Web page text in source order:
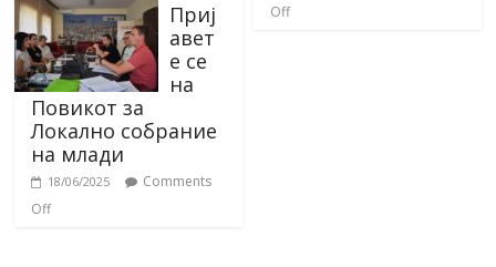
Приј
авет
е се
на
Повикот за
Локално собрание
на млади
18/06/2025
Comments
Off
Off